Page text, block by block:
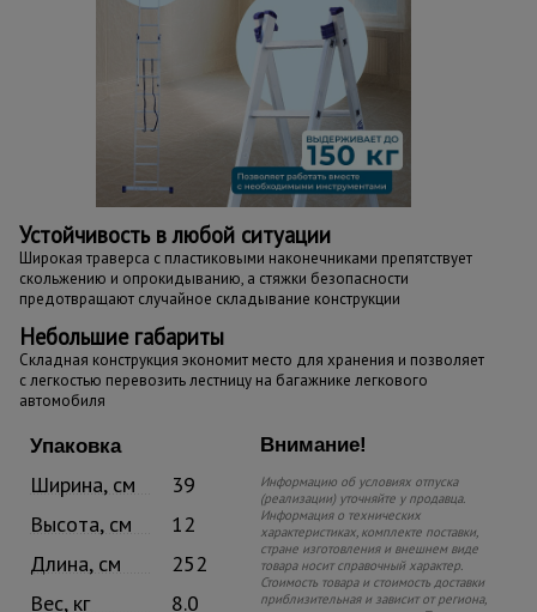
Устойчивость в любой ситуации
Широкая траверса с пластиковыми наконечниками препятствует
скольжению и опрокидыванию, а стяжки безопасности
предотвращают случайное складывание конструкции
Небольшие габариты
Складная конструкция экономит место для хранения и позволяет
с легкостью перевозить лестницу на багажнике легкового
автомобиля
Упаковка
Ширина, см
39
Высота, см
12
Длина, см
252
Вес, кг
8.0
Внимание!
Информацию об условиях отпуска
(реализации) уточняйте у продавца.
Информация о технических
характеристиках, комплекте поставки,
стране изготовления и внешнем виде
товара носит справочный характер.
Стоимость товара и стоимость доставки
приблизительная и зависит от региона,